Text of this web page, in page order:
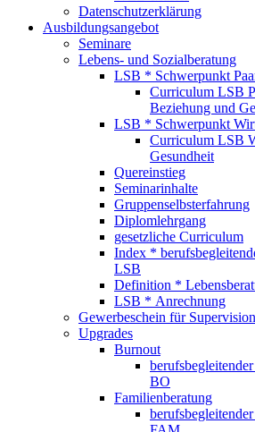
Datenschutzerklärung
Ausbildungsangebot
Seminare
Lebens- und Sozialberatung
LSB * Schwerpunkt
Curriculum LSB
Beziehung und
LSB * Schwerpunkt
Curriculum LSB
Gesundheit
Quereinstieg
Seminarinhalte
Gruppenselbsterfahrung
Diplomlehrgang
gesetzliche Curriculum
Index *
LSB
Definition *
LSB * Anrechnung
Gewerbeschein für
Upgrades
Burnout
BO
Familienberatung